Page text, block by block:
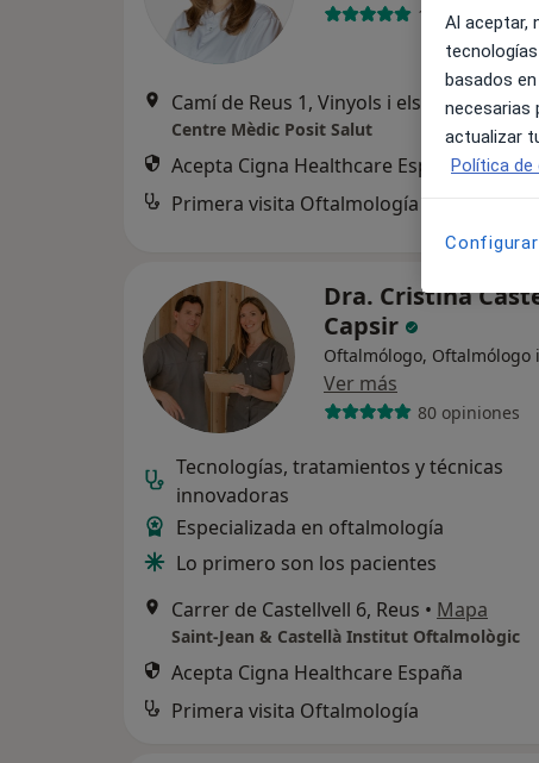
157 opiniones
Camí de Reus 1, Vinyols i els Arcs, Tarragona, España, Vinyols i Els Arcs
Centre Mèdic Posit Salut
Acepta Cigna Healthcare España
Primera visita Oftalmología
Dra. Cristina
Capsir
Oftalmólogo, Oftalmólogo
Ver más
80 opiniones
Tecnologías, tratamientos y técnicas
innovadoras
Especializada en oftalmología
Lo primero son los pacientes
Carrer de Castellvell 6, Reus • Mapa
Saint-Jean & Castellà Institut Oftalmològic
Acepta Cigna Healthcare España
Primera visita Oftalmología
Al aceptar,
basados
necesarias
actualizar
Política de
Configurar